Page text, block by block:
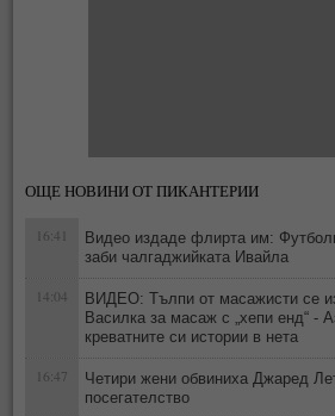
ОЩЕ НОВИНИ ОТ ПИКАНТЕРИИ
16:41
Видео издаде флирта им:
заби чалгаджийката Ивайла
14:04
ВИДЕО: Тълпи от масажисти се
Василка за масаж с „хепи енд“ -
креватните си истории в нета
16:47
Четири жени обвиниха Джаред
посегателство